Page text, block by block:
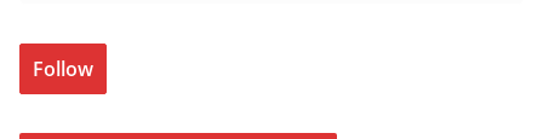
Follow